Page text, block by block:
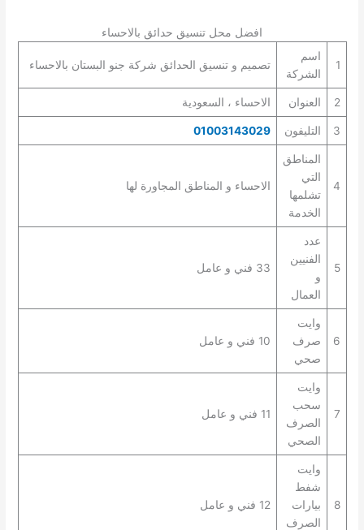
افضل محل تنسيق حدائق بالاحساء
1
اسم
الشركة
تصميم و تنسيق الحدائق شركة جنو البستان بالاحساء
2 العنوان الاحساء ، السعودية
3 التليفون 01003143029
4
المناطق
التي
تشلمها
الخدمة
الاحساء و المناطق المجاورة لها
5
عدد
الفنيين
و
العمال
33 فني و عامل
6
وايت
صرف
صحي
10 فني و عامل
7
وايت
سحب
الصرف
الصحي
11 فني و عامل
8
وايت
شفط
بيارات
الصرف
12 فني و عامل